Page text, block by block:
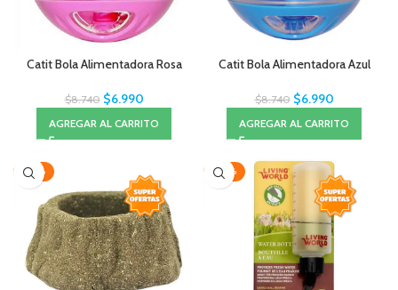
Catit Bola Alimentadora Rosa
$8.740 $6.990
AGREGAR AL CARRITO
Catit Bola Alimentadora Azul
$8.740 $6.990
AGREGAR AL CARRITO
-28% -20%